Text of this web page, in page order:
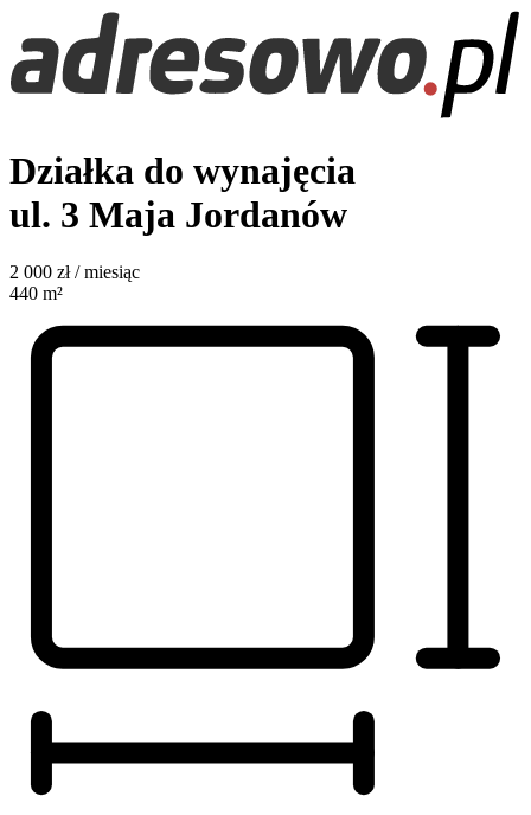
Działka do wynajęcia
ul. 3 Maja Jordanów
2 000 zł / miesiąc
440 m²